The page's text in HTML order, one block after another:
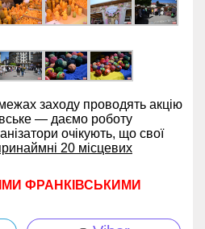
заходу проводять акцію
— даємо роботу
очікують, що свої
20 місцевих
ФРАНКІВСЬКИМИ